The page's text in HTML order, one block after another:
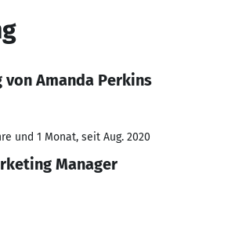
Amanda Perkins
und 1 Monat, seit Aug. 2020
Manager